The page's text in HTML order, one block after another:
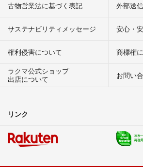
古物営業法に基づく表記 外部送
サステナビリティメッセージ 安心・
権利侵害について
商標権
ラクマ公式ショップ
出店について
お問い
リンク